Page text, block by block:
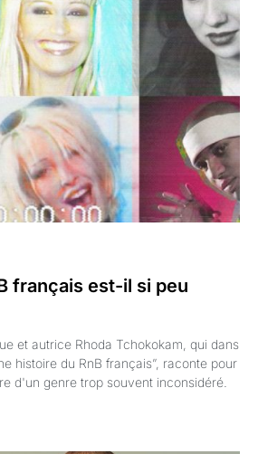
français est-il si peu
et autrice Rhoda Tchokokam, qui dans
histoire du RnB français”, raconte pour
d'un genre trop souvent inconsidéré.